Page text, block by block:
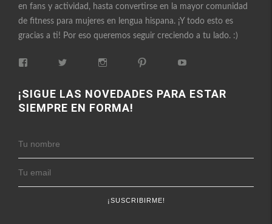
en fans y actividad, hasta convertirse en la mayor comunidad
de fitness para mujeres en lengua hispana. ¡Y todo esto es
gracias a ti! Por eso queremos seguir creciendo a tu lado. :)
FitnessEnFemenino
en
Facebook
FitnessFemes
en
Twitter
Ver
fitnessenfemenino
en
Instagram
fitnessfemenino
en
Ver
FitnessEnFemenino
en
¡SIGUE LAS NOVEDADES PARA ESTAR
SIEMPRE EN FORMA!